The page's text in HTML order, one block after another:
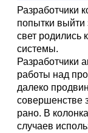
Разработчики
попытки
свет родились
системы.
Разработчики
работы над
далеко
совершенстве
рано. В
случаев